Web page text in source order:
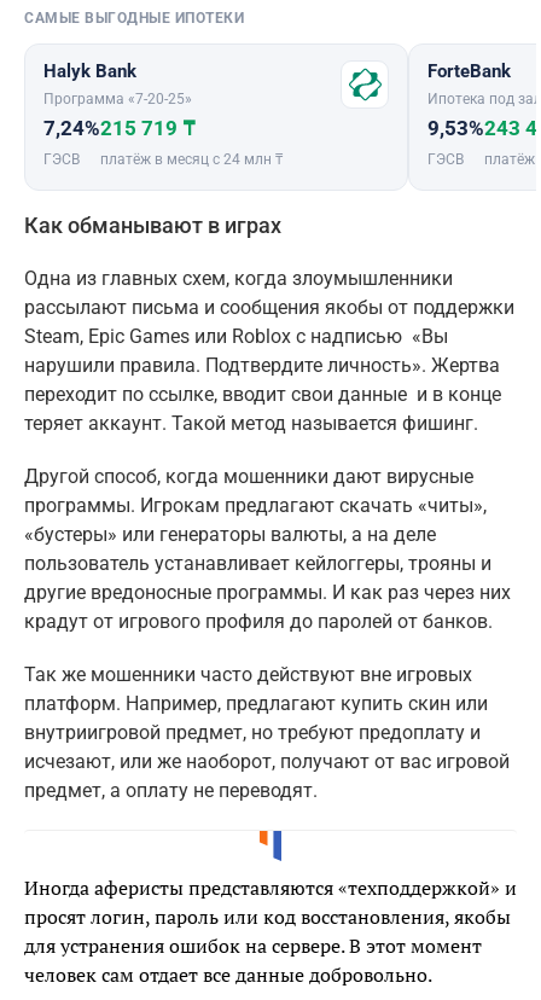
САМЫЕ ВЫГОДНЫЕ ИПОТЕКИ
Halyk Bank
Программа «7-20-25»
7,24%
ГЭСВ
215 719 ₸
платёж в месяц с 24 млн ₸
ForteBank
Ипотека под
9,53%
ГЭСВ
243
платёж
Как обманывают в играх
Одна из главных схем, когда злоумышленники
рассылают письма и сообщения якобы от поддержки
Steam, Epic Games или Roblox с надписью «Вы
нарушили правила. Подтвердите личность». Жертва
переходит по ссылке, вводит свои данные и в конце
теряет аккаунт. Такой метод называется фишинг.
Другой способ, когда мошенники дают вирусные
программы. Игрокам предлагают скачать «читы»,
«бустеры» или генераторы валюты, а на деле
пользователь устанавливает кейлоггеры, трояны и
другие вредоносные программы. И как раз через них
крадут от игрового профиля до паролей от банков.
Так же мошенники часто действуют вне игровых
платформ. Например, предлагают купить скин или
внутриигровой предмет, но требуют предоплату и
исчезают, или же наоборот, получают от вас игровой
предмет, а оплату не переводят.
Иногда аферисты представляются «техподдержкой» и
просят логин, пароль или код восстановления, якобы
для устранения ошибок на сервере. В этот момент
человек сам отдает все данные добровольно.